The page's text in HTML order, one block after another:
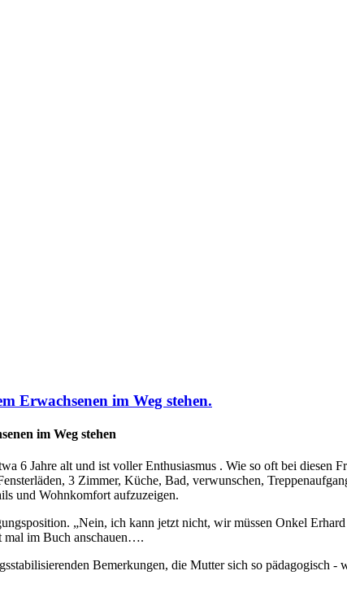
Erwachsenen im Weg stehen.
im Weg stehen
6 Jahre alt und ist voller Enthusiasmus . Wie so oft bei diesen
3 Zimmer, Küche, Bad, verwunschen,
und Wohnkomfort aufzuzeigen.
„Nein, ich kann jetzt nicht, wir müssen Onkel
mal im Buch anschauen….
Bemerkungen, die Mutter sich so pädagogisch